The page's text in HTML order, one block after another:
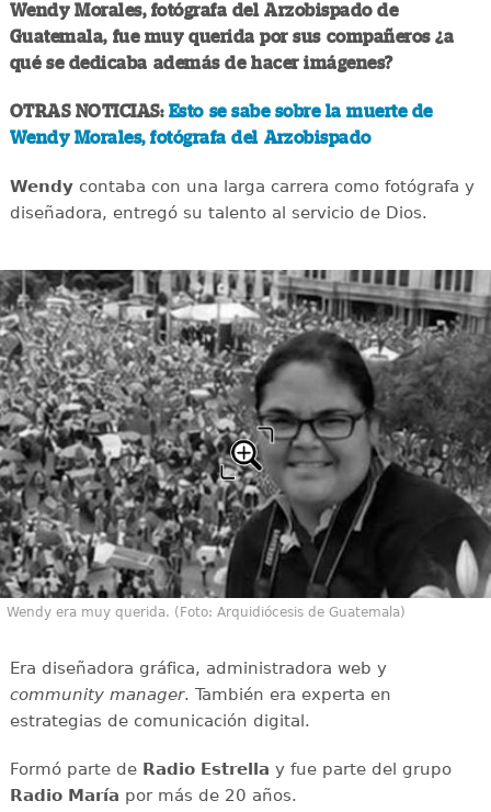
Wendy Morales, fotógrafa del Arzobispado de
Guatemala, fue muy querida por sus compañeros ¿a
qué se dedicaba además de hacer imágenes?
OTRAS NOTICIAS: Esto se sabe sobre la muerte de
Wendy Morales, fotógrafa del Arzobispado
Wendycontaba con una larga carrera como fotógrafa y
diseñadora, entregó su talento al servicio de Dios.
Wendy era muy querida. (Foto: Arquidiócesis de Guatemala)
Era diseñadora gráfica, administradora web y
community manager. También era experta en
estrategias de comunicación digital.
Formó parte de Radio Estrella y fue parte del grupo
Radio María por más de 20 años.